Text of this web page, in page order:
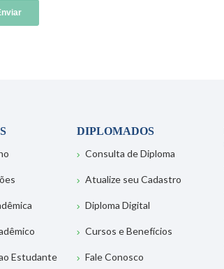
Estudante
DIPLOMADOS
Consulta de Diploma
Atualize seu Cadastro
Diploma Digital
Cursos e Benefícios
Fale Conosco